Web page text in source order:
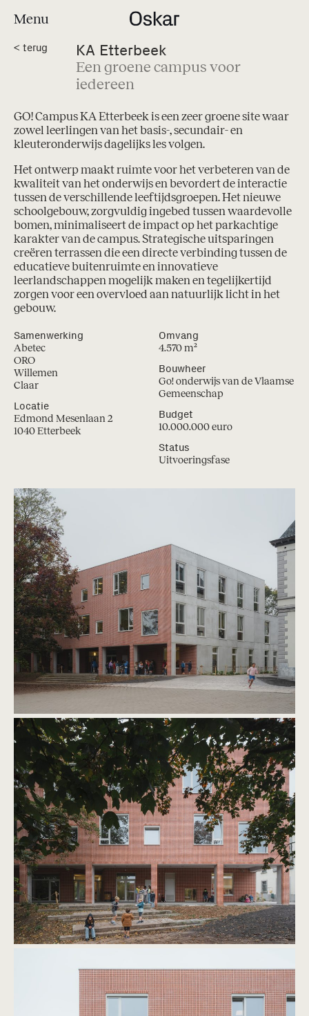
Menu
KA Etterbeek
Een groene campus voor
iedereen
GO! Campus KA Etterbeek is een zeer groene site waar
zowel leerlingen van het basis-, secundair- en
kleuteronderwijs dagelijks les volgen.
Het ontwerp maakt ruimte voor het verbeteren van de
kwaliteit van het onderwijs en bevordert de interactie
tussen de verschillende leeftijdsgroepen. Het nieuwe
schoolgebouw, zorgvuldig ingebed tussen waardevolle
bomen, minimaliseert de impact op het parkachtige
karakter van de campus. Strategische uitsparingen
creëren terrassen die een directe verbinding tussen de
educatieve buitenruimte en innovatieve
leerlandschappen mogelijk maken en tegelijkertijd
zorgen voor een overvloed aan natuurlijk licht in het
gebouw.
Samenwerking
Abetec
ORO
Willemen
Claar
Locatie
Edmond Mesenlaan 2
1040 Etterbeek
Omvang
4.570 m²
Bouwheer
Go! onderwijs van de Vlaamse
Gemeenschap
Budget
10.000.000 euro
Status
Uitvoeringsfase
< terug